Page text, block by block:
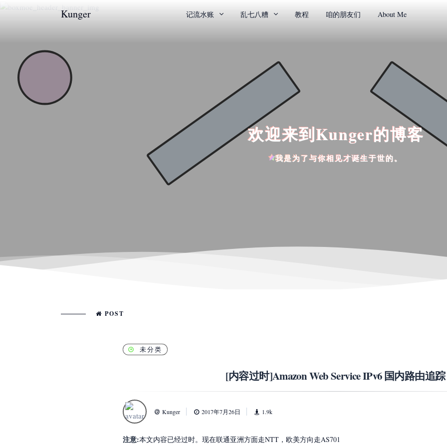
Kunger 记流水账 乱七八糟 教程 咱的朋友们 About Me
欢迎来到Kunger的博客
我是为了与你相见才诞生于世的。
POST
未分类
[内容过时]Amazon Web Service IPv6 国内路由追踪
Kunger 2017年7月26日 1.9k
注意:本文内容已经过时。现在联通亚洲方面走NTT，欧美方向走AS701